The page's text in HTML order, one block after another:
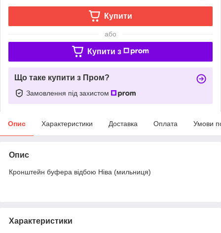
Купити
або
Купити з
Що таке купити з Пром?
Замовлення під захистом
Опис Характеристики Доставка Оплата Умови
Опис
Кронштейн буфера відбою Ніва (мильниця)
Характеристики